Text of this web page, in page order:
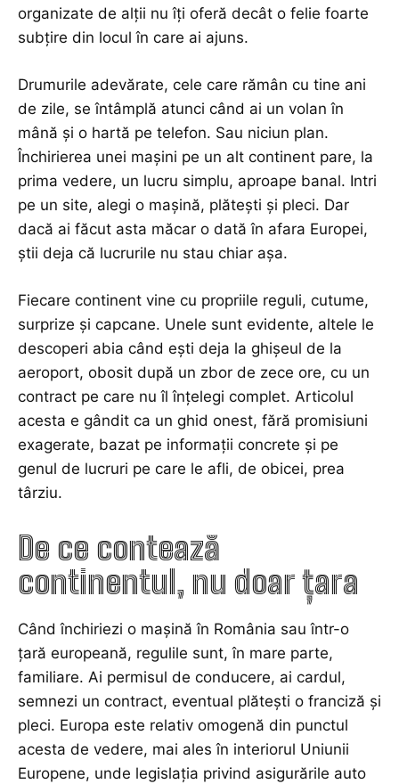
organizate de alții nu îți oferă decât o felie foarte
subțire din locul în care ai ajuns.
Drumurile adevărate, cele care rămân cu tine ani
de zile, se întâmplă atunci când ai un volan în
mână și o hartă pe telefon. Sau niciun plan.
Închirierea unei mașini pe un alt continent pare, la
prima vedere, un lucru simplu, aproape banal. Intri
pe un site, alegi o mașină, plătești și pleci. Dar
dacă ai făcut asta măcar o dată în afara Europei,
știi deja că lucrurile nu stau chiar așa.
Fiecare continent vine cu propriile reguli, cutume,
surprize și capcane. Unele sunt evidente, altele le
descoperi abia când ești deja la ghișeul de la
aeroport, obosit după un zbor de zece ore, cu un
contract pe care nu îl înțelegi complet. Articolul
acesta e gândit ca un ghid onest, fără promisiuni
exagerate, bazat pe informații concrete și pe
genul de lucruri pe care le afli, de obicei, prea
târziu.
De ce contează
continentul, nu doar țara
Când închiriezi o mașină în România sau într-o
țară europeană, regulile sunt, în mare parte,
familiare. Ai permisul de conducere, ai cardul,
semnezi un contract, eventual plătești o franciză și
pleci. Europa este relativ omogenă din punctul
acesta de vedere, mai ales în interiorul Uniunii
Europene, unde legislația privind asigurările auto